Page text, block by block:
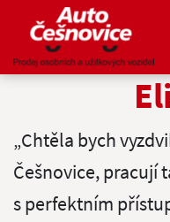
„Chtěla bych
Češnovice, pracují
s perfektním